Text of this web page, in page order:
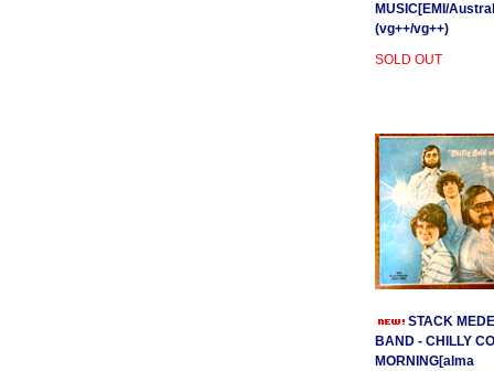
MUSIC[EMI/
(vg++/vg++)
SOLD OUT
STACK
BAND - CHILLY
MORNING[alma